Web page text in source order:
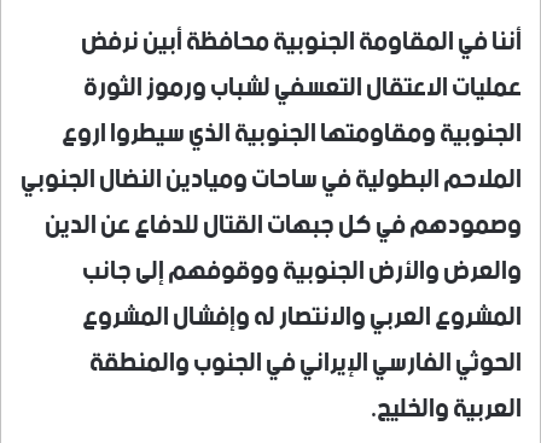
أننا في المقاومة الجنوبية محافظة أبين نرفض
عمليات الاعتقال التعسفي لشباب ورموز الثورة
الجنوبية ومقاومتها الجنوبية الذي سيطروا اروع
الملاحم البطولية في ساحات وميادين النضال الجنوبي
وصمودهم في كل جبهات القتال للدفاع عن الدين
والعرض والأرض الجنوبية ووقوفهم إلى جانب
المشروع العربي والانتصار له وإفشال المشروع
الحوثي الفارسي الإيراني في الجنوب والمنطقة
العربية والخليج.